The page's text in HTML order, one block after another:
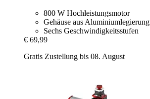
800 W Hochleistungsmotor
Gehäuse aus Aluminiumlegierung
Sechs Geschwindigkeitsstufen
€ 69,99
Gratis Zustellung bis 08. August